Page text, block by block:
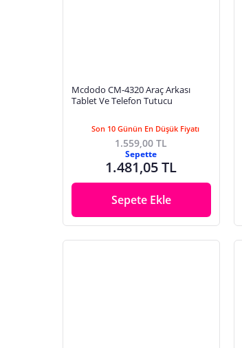
Mcdodo CM-4320 Araç Arkası
Tablet Ve Telefon Tutucu
Son 10 Günün En Düşük Fiyatı
1.559,00 TL
Sepette
1.481,05 TL
Sepete Ekle